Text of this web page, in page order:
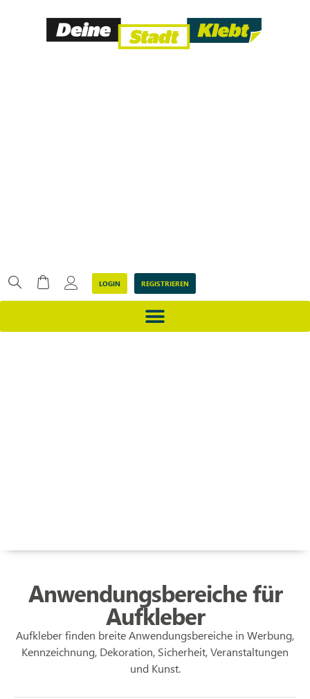
LOGIN REGISTRIEREN
Anwendungsbereiche für
Aufkleber
Aufkleber finden breite Anwendungsbereiche in Werbung,
Kennzeichnung, Dekoration, Sicherheit, Veranstaltungen
und Kunst.